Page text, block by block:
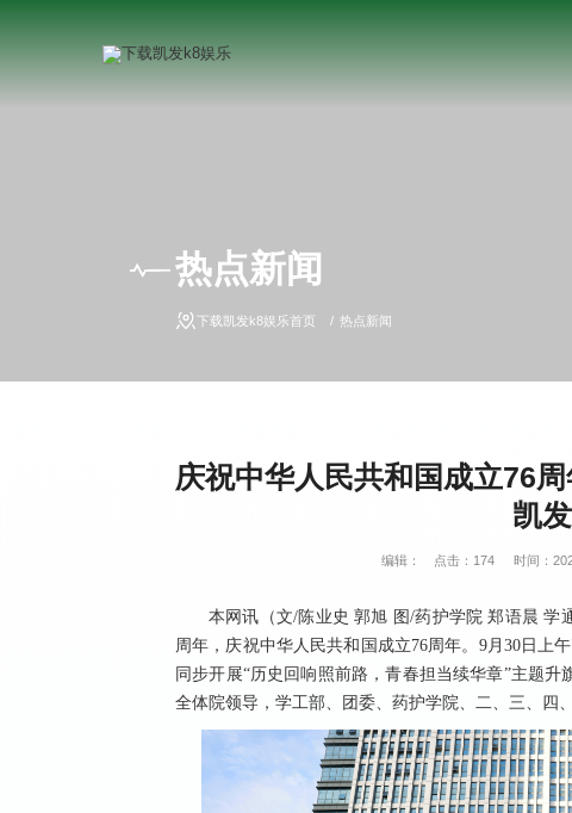
热点新闻
下载凯发k8娱乐首页 热点新闻
庆祝中华人民共和国成立76
凯
编辑： 点击： 174 时间：
本网讯（文/陈业史 郭旭 图/药护学院 郑语晨 学
周年，庆祝中华人民共和国成立76周年。9月30日上
同步开展“历史回响照前路，青春担当续华章”主题
全体院领导，学工部、团委、药护学院、二、三、四